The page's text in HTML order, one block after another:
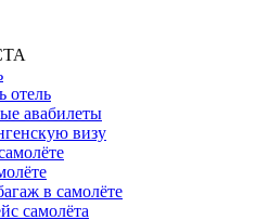
отель
авабилеты
визу
в самолёте
самолёта